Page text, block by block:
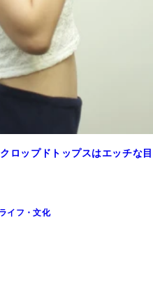
ロップドトップスはエッチな目
ライフ・文化